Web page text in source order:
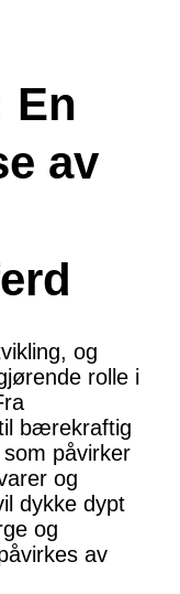
En
av
og
rolle i
bærekraftig
påvirker
og
dykke dypt
og
av